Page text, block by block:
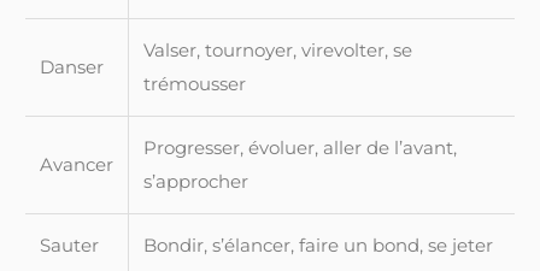
Danser
Valser, tournoyer, virevolter, se
trémousser
Avancer
Progresser, évoluer, aller de l’avant,
s’approcher
Sauter Bondir, s’élancer, faire un bond, se jeter